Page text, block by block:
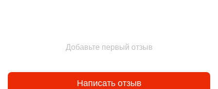
Добавьте первый отзыв
Написать отзыв